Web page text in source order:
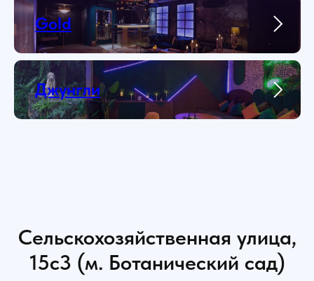
Gold
Джунгли
Сельскохозяйственная улица,
15с3 (м. Ботанический сад)